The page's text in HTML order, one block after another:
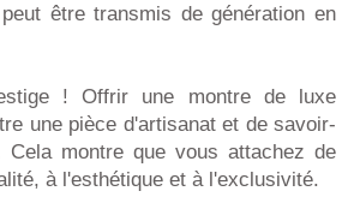
être transmis de génération en
! Offrir une montre de luxe
une pièce d'artisanat et de savoir-
Cela montre que vous attachez de
à l'esthétique et à l'exclusivité.